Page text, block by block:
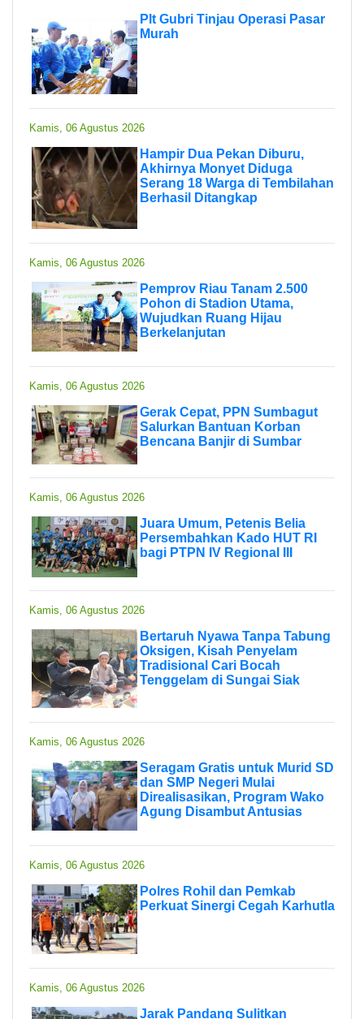
Plt Gubri Tinjau Operasi Pasar
Murah
Kamis, 06 Agustus 2026
Hampir Dua Pekan Diburu,
Akhirnya Monyet Diduga
Serang 18 Warga di Tembilahan
Berhasil Ditangkap
Kamis, 06 Agustus 2026
Pemprov Riau Tanam 2.500
Pohon di Stadion Utama,
Wujudkan Ruang Hijau
Berkelanjutan
Kamis, 06 Agustus 2026
Gerak Cepat, PPN Sumbagut
Salurkan Bantuan Korban
Bencana Banjir di Sumbar
Kamis, 06 Agustus 2026
Juara Umum, Petenis Belia
Persembahkan Kado HUT RI
bagi PTPN IV Regional III
Kamis, 06 Agustus 2026
Bertaruh Nyawa Tanpa Tabung
Oksigen, Kisah Penyelam
Tradisional Cari Bocah
Tenggelam di Sungai Siak
Kamis, 06 Agustus 2026
Seragam Gratis untuk Murid SD
dan SMP Negeri Mulai
Direalisasikan, Program Wako
Agung Disambut Antusias
Kamis, 06 Agustus 2026
Polres Rohil dan Pemkab
Perkuat Sinergi Cegah Karhutla
Kamis, 06 Agustus 2026
Jarak Pandang Sulitkan